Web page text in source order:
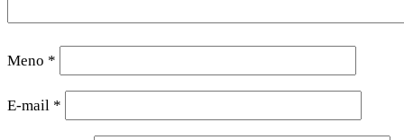
Meno *
E-mail *